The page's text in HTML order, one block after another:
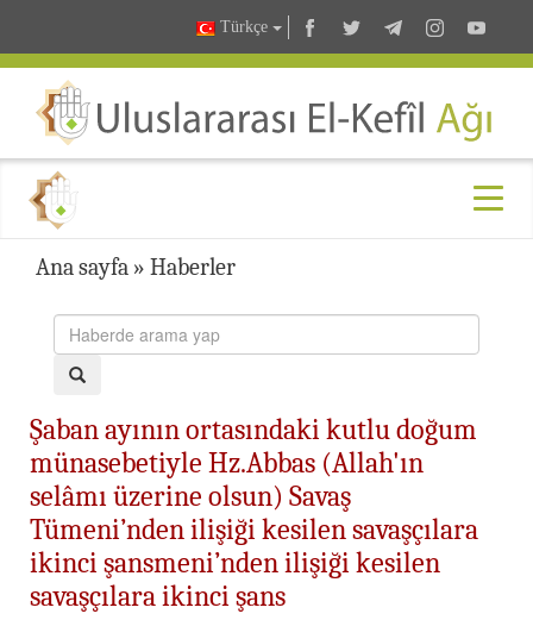
Türkçe
Ana sayfa » Haberler
Şaban ayının ortasındaki kutlu doğum
münasebetiyle Hz.Abbas (Allah'ın
selâmı üzerine olsun) Savaş
Tümeni’nden ilişiği kesilen savaşçılara
ikinci şansmeni’nden ilişiği kesilen
savaşçılara ikinci şans